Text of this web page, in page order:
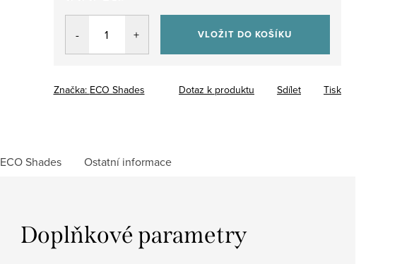
Měrná
VLOŽIT DO KOŠÍKU
Značka: ECO Shades Tisk
Dotaz k produktu Sdílet
ECO Shades Ostatní informace
Doplňkové parametry